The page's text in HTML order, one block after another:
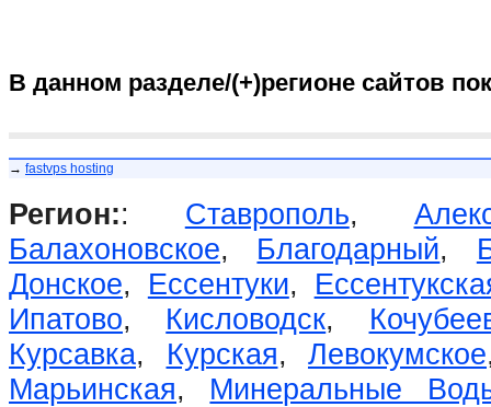
В данном разделе/(+)регионе сайтов
→ fastvps hosting
Регион:: Ставрополь,
Балахоновское, Благодарный,
Донское, Ессентуки,
Ипатово, Кисловодск,
Курсавка, Курская, Левокумское
Марьинская, Минеральные